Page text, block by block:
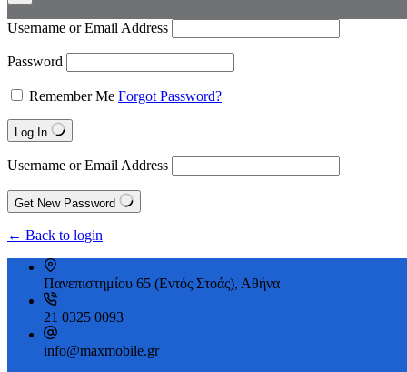
Username or Email Address
Password
Remember Me Forgot Password?
Log In
Username or Email Address
Get New Password
← Back to login
Πανεπιστημίου 65 (Εντός Στοάς), Αθήνα
21 0325 0093
info@maxmobile.gr